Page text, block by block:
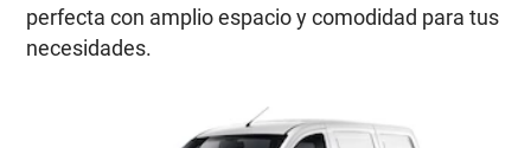
perfecta con amplio espacio y comodidad para tus
necesidades.